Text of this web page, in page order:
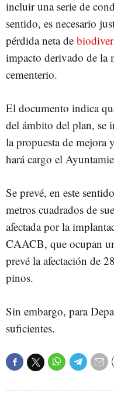
incluir una serie de
sentido, es necesario
pérdida neta de
impacto derivado de la
cementerio.
El documento indica
del ámbito del plan, se
la propuesta de mejora
hará cargo el
Se prevé, en este
metros cuadrados de
afectada por la
CAACB, que ocupan
prevé la afectación de
pinos.
Sin embargo, para
suficientes.